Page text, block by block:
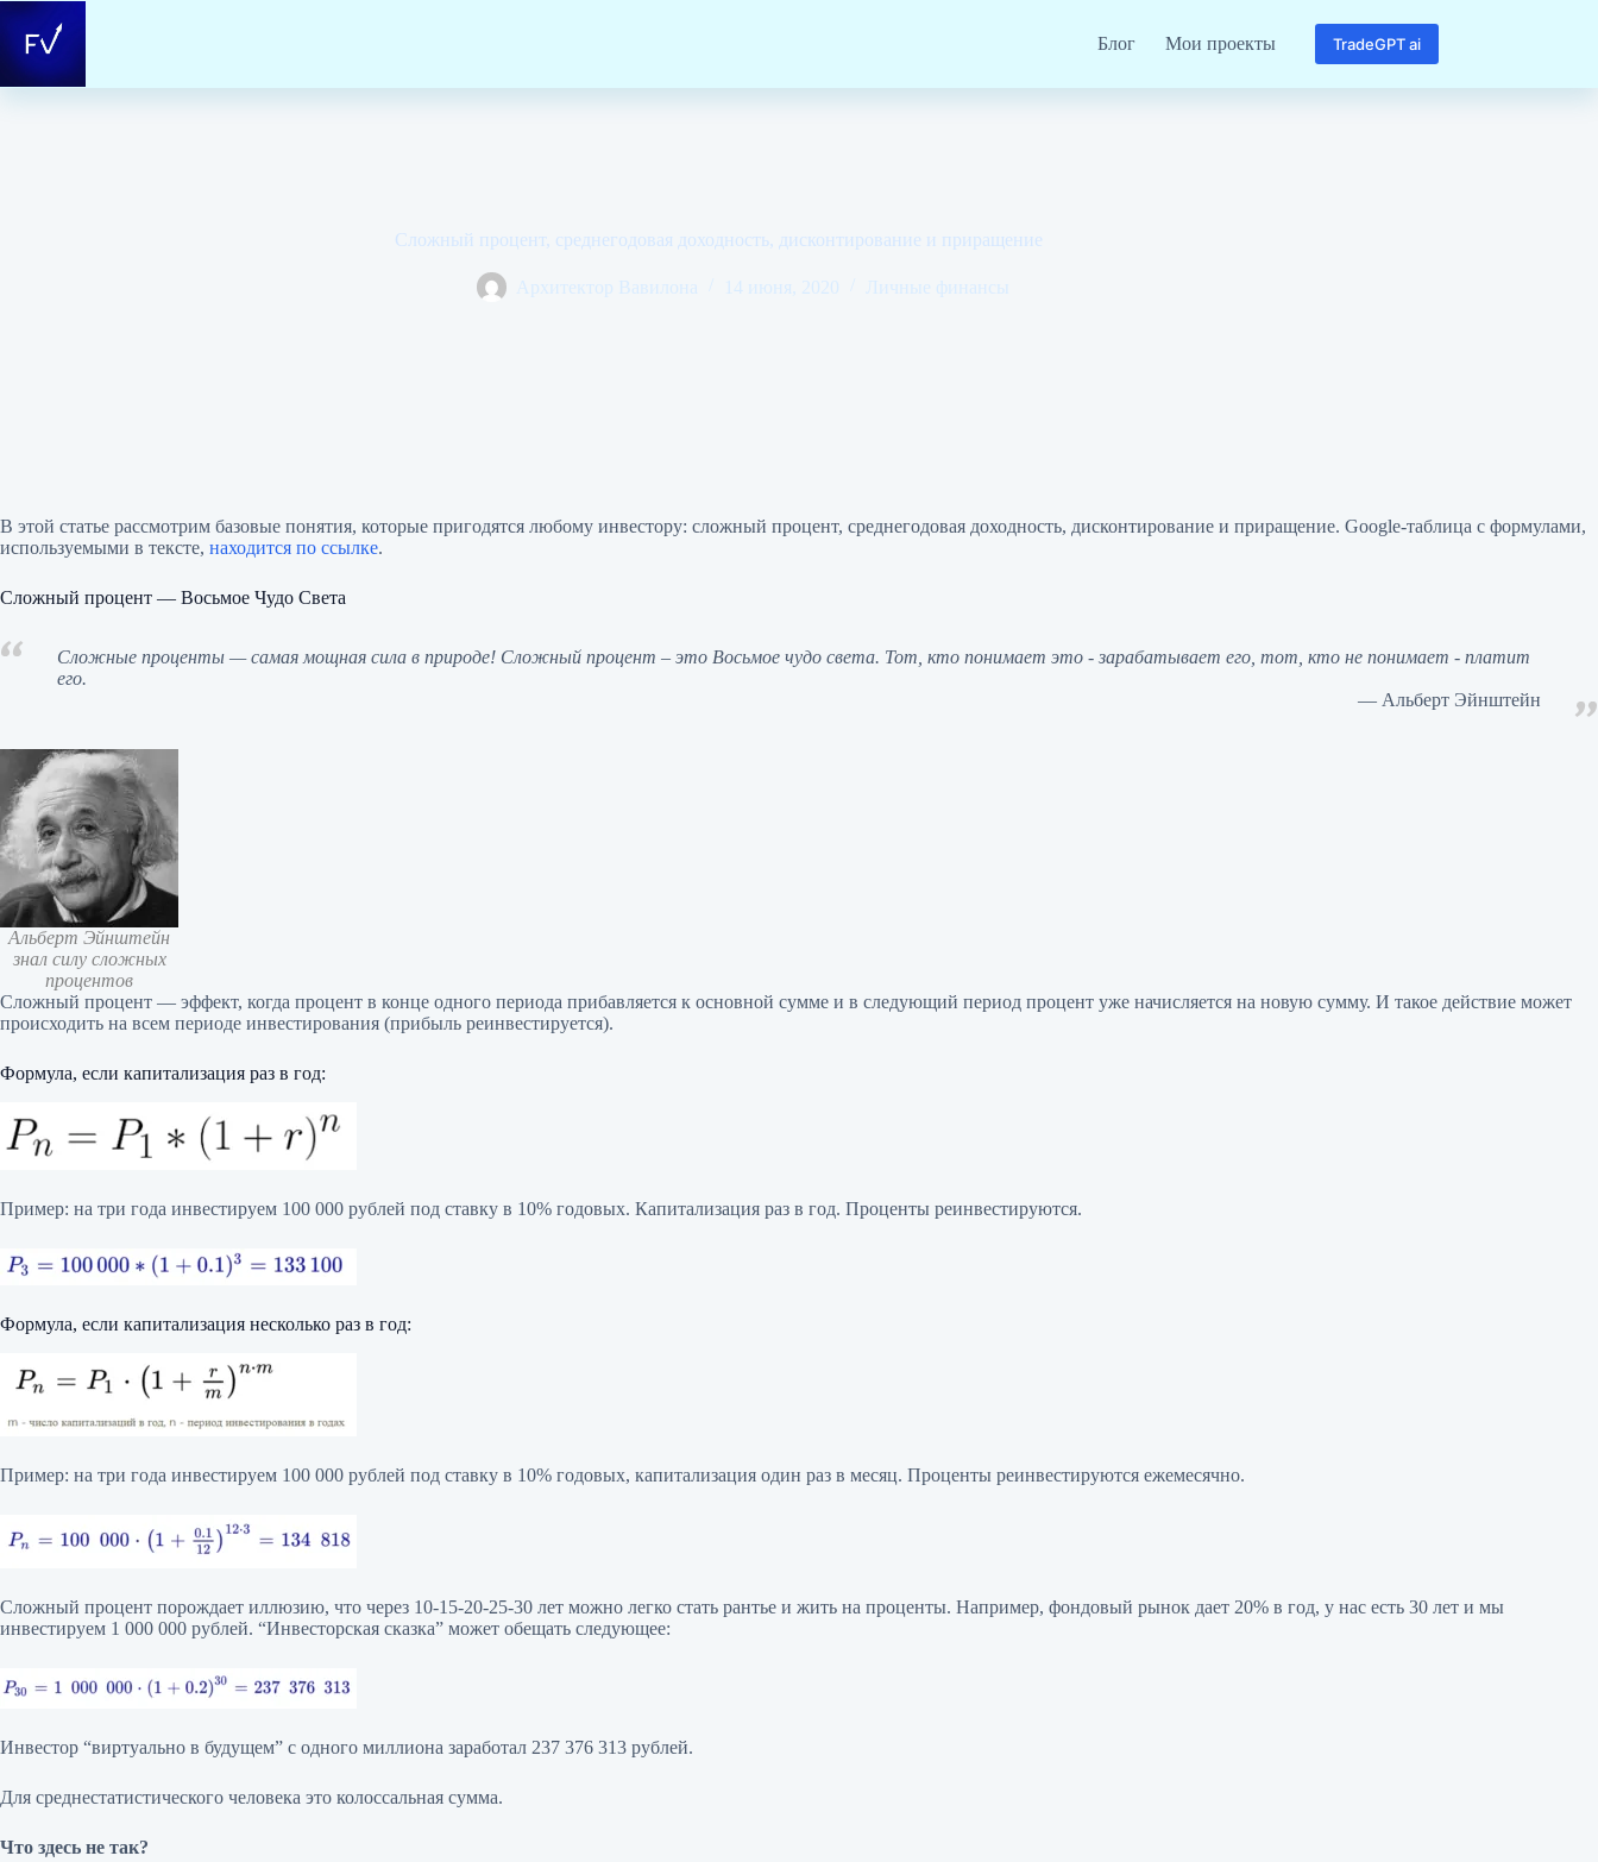
Перейти
сути
Блог Мои проекты TradeGPT ai
Сложный процент, среднегодовая доходность, дисконтирование и приращение
Архитектор Вавилона 14 июня, 2020 Личные финансы
В этой статье рассмотрим базовые понятия, которые пригодятся любому инвестору: сложный процент, среднегодовая доходность, дисконтирование и приращение. Google-таблица с формулами,
используемыми в тексте, находится по ссылке.
Сложный процент — Восьмое Чудо Света
Сложные проценты — самая мощная сила в природе! Сложный процент – это Восьмое чудо света. Тот, кто понимает это - зарабатывает его, тот, кто не понимает - платит
его.
Альберт Эйнштейн
Альберт Эйнштейн
знал силу сложных
процентов
Сложный процент — эффект, когда процент в конце одного периода прибавляется к основной сумме и в следующий период процент уже начисляется на новую сумму. И такое действие может
происходить на всем периоде инвестирования (прибыль реинвестируется).
Формула, если капитализация раз в год:
Пример: на три года инвестируем 100 000 рублей под ставку в 10% годовых. Капитализация раз в год. Проценты реинвестируются.
Формула, если капитализация несколько раз в год:
Пример: на три года инвестируем 100 000 рублей под ставку в 10% годовых, капитализация один раз в месяц. Проценты реинвестируются ежемесячно.
Сложный процент порождает иллюзию, что через 10-15-20-25-30 лет можно легко стать рантье и жить на проценты. Например, фондовый рынок дает 20% в год, у нас есть 30 лет и мы
инвестируем 1 000 000 рублей. “Инвесторская сказка” может обещать следующее:
Инвестор “виртуально в будущем” с одного миллиона заработал 237 376 313 рублей.
Для среднестатистического человека это колоссальная сумма.
Что здесь не так?